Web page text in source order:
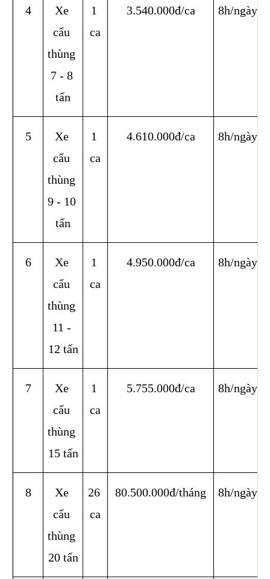
4
Xe
cẩu
thùng
7 - 8
tấn
1
ca
3.540.000đ/ca 8h/ngày
5
Xe
cẩu
thùng
9 - 10
tấn
1
ca
4.610.000đ/ca 8h/ngày
6
Xe
cẩu
thùng
11 -
12 tấn
1
ca
4.950.000đ/ca 8h/ngày
7
Xe
cẩu
thùng
15 tấn
1
ca
5.755.000đ/ca 8h/ngày
8
Xe
cẩu
thùng
20 tấn
26
ca
80.500.000đ/tháng 8h/ngày